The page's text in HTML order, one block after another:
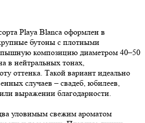
Playa Blanca оформлен в
бутоны с плотными
пышную композицию диаметром 40–50
в нейтральных тонах,
оттенка. Такой вариант идеально
случаев – свадеб, юбилеев,
выражении благодарности.
уловимым свежим ароматом